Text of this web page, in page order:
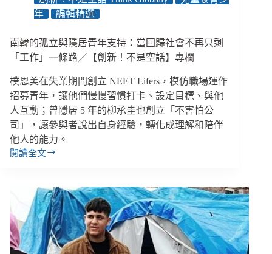
年
編輯精選
南韓的孤立與隱居青年支持：當回歸社會不再只剩
「工作」一條路／【創新！不是空話】專欄
樸恩美在失業期間創立 NEET Lifers，模仿職場運作
招募青年，讓他們慢慢習慣打卡、設定目標、與他
人互動；曾隱居 5 年的柳承圭也創立「不害怕公
司」，讓參與者說出自身經驗，轉化成理解和陪伴
他人的能力。
閱讀全文
南
與
隱
居